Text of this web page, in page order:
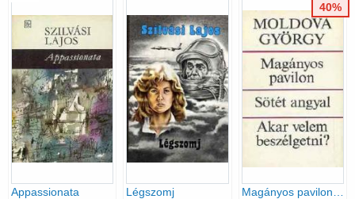
Appassionata Légszomj
40%